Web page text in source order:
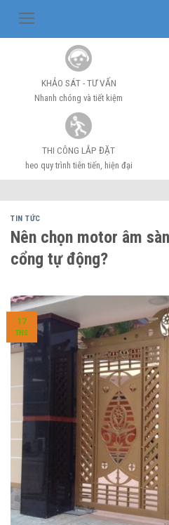
KHẢO SÁT - TƯ VẤN
Nhanh chóng và tiết kiệm
THI CÔNG LẮP ĐẶT
heo quy trình tiên tiến, hiện đại
TIN TỨC
Nên chọn motor âm
cổng tự động?
17
TH5